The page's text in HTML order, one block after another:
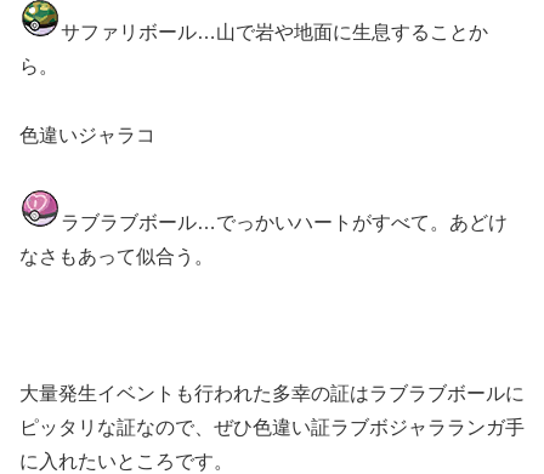
サファリボール…山で岩や地面に生息することか
ら。
色違いジャラコ
ラブラブボール…でっかいハートがすべて。あどけ
なさもあって似合う。
大量発生イベントも行われた多幸の証はラブラブボールに
ピッタリな証なので、ぜひ色違い証ラブボジャラランガ手
に入れたいところです。